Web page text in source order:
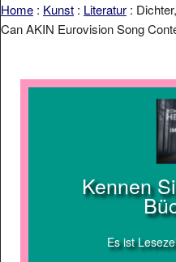
Home : Kunst : Literatur :
Can AKIN Eurovision Song
Kennen
Es ist